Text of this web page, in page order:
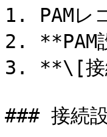
1. PAMレ
2. **PAM
3. **\[接
### 接続